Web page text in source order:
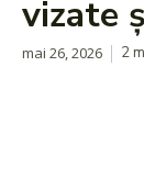
vizate
mai 26, 2026 2